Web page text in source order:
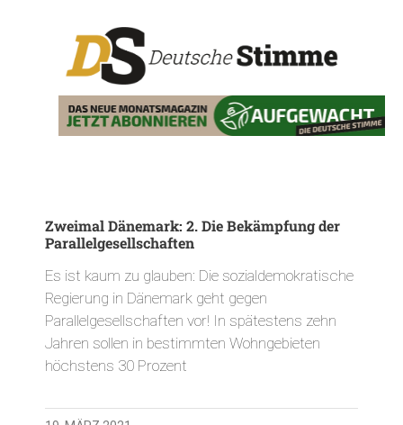
Zweimal Dänemark: 2. Die Bekämpfung der
Parallelgesellschaften
Es ist kaum zu glauben: Die sozialdemokratische
Regierung in Dänemark geht gegen
Parallelgesellschaften vor! In spätestens zehn
Jahren sollen in bestimmten Wohngebieten
höchstens 30 Prozent